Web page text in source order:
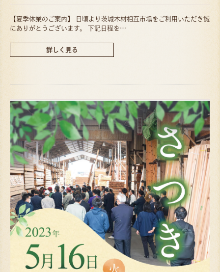
【夏季休業のご案内】 日頃より茨城木材相互市場をご利用いただき誠
にありがとうございます。 下記日程を…
詳しく見る